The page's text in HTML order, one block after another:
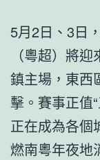
5月2日、3日
（粵超）將
鎮主場，東西
擊。賽事正值
正在成為各個
燃南粵年夜地